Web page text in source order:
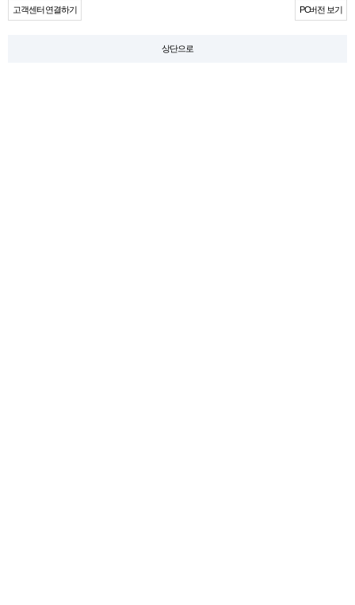
고객센터 연결하기 PC버전 보기
상단으로